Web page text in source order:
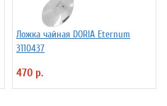
Ложка чайная DORIA Eternum
3110437
470 р.